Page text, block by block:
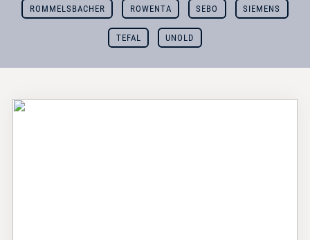
ROMMELSBACHER ROWENTA SEBO SIEMENS
TEFAL UNOLD